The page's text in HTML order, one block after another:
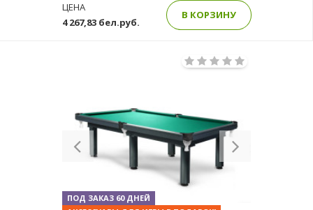
4 267,83 бел.руб.
ЦЕНА
В КОРЗИНУ
Previous
ПОД ЗАКАЗ 60 ДНЕЙ